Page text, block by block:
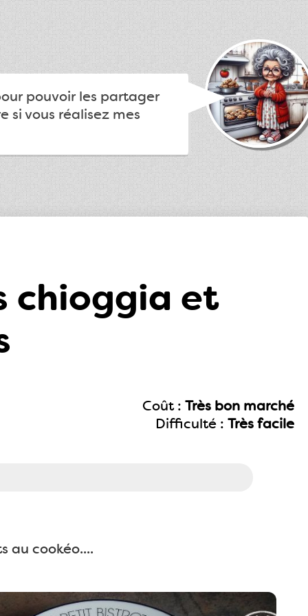
pouvoir les partager
si vous réalisez mes
chioggia et
Coût : Très bon marché
Difficulté : Très facile
au cookéo....